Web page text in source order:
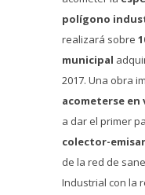
polígono
realizará sobre
municipal
2017. Una obra
acometerse en
a dar el primer
colector-
de la red de
Industrial con la